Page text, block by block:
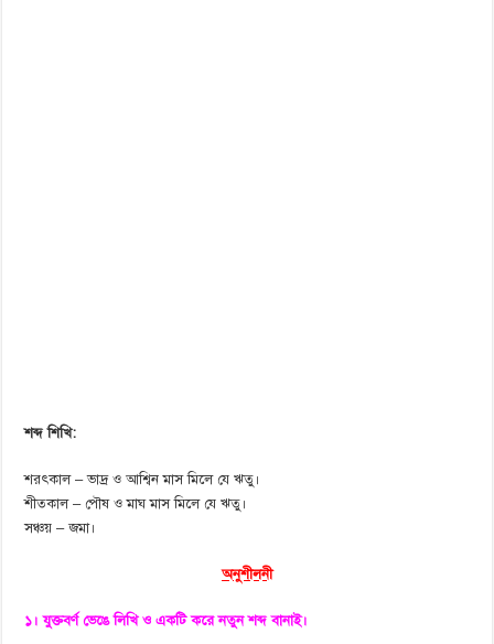
শব্দ শিখি:
শরৎকাল – ভাদ্র ও আশ্বিন মাস মিলে যে ঋতু।
শীতকাল – পৌষ ও মাঘ মাস মিলে যে ঋতু।
সঞ্চয় – জমা।
অনুশীলনী
১। যুক্তবর্ণ ভেঙে লিখি ও একটি করে নতুন শব্দ বানাই।